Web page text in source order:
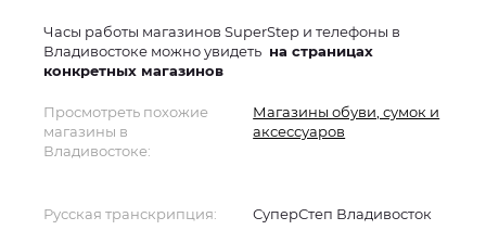
Часы работы магазинов SuperStep и телефоны в
Владивостоке можно увидеть на страницах
конкретных магазинов
Просмотреть похожие
магазины в
Владивостоке:
Магазины обуви, сумок и
аксессуаров
Русская транскрипция: СуперСтеп Владивосток